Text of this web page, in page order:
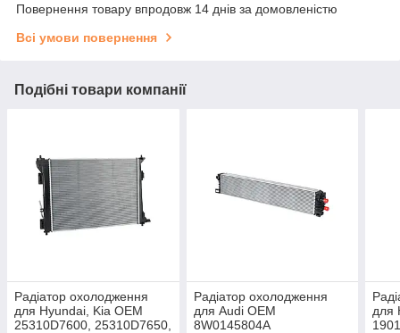
Повернення товару впродовж 14 днів за домовленістю
Всі умови повернення
Подібні товари компанії
Радіатор охолодження
для Hyundai, Kia OEM
25310D7600, 25310D7650,
Радіатор охолодження
для Audi OEM
8W0145804A
для